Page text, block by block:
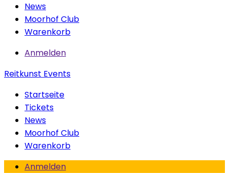
News
Moorhof Club
Warenkorb
Anmelden
Reitkunst Events
Startseite
Tickets
News
Moorhof Club
Warenkorb
Anmelden